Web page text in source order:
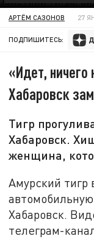
АРТЁМ САЗОНОВ 27
ПОДПИШИТЕСЬ:
«Идет, ничего
Хабаровск
Тигр
Хабаровск.
женщина,
Амурский
Хабаровск.
телеграм-